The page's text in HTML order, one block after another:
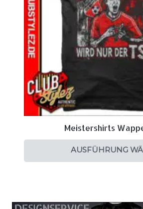
Meistershirts
AUSFÜHRUNG